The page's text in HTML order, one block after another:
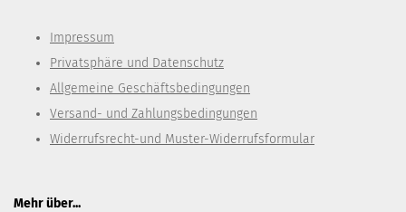
Impressum
Privatsphäre und Datenschutz
Allgemeine Geschäftsbedingungen
Versand- und Zahlungsbedingungen
Widerrufsrecht-und Muster-Widerrufsformular
Mehr über...